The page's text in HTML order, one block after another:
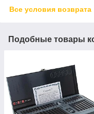
Все условия возврата
Подобные товары